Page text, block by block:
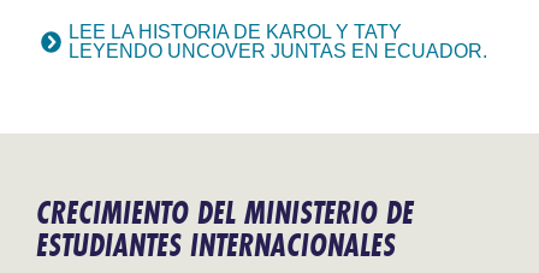
LEE LA HISTORIA DE KAROL Y TATY
LEYENDO UNCOVER JUNTAS EN ECUADOR.
CRECIMIENTO DEL MINISTERIO DE
ESTUDIANTES INTERNACIONALES